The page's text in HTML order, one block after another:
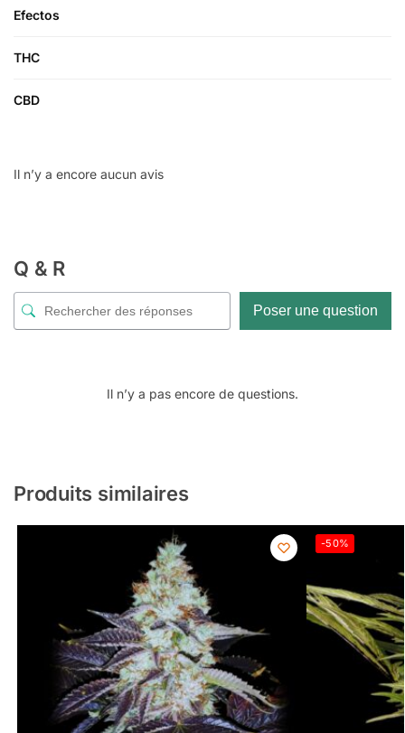
Efectos
THC
CBD
Il n’y a encore aucun avis
Q & R
Poser une question
Il n’y a pas encore de questions.
Produits similaires
-50%